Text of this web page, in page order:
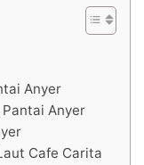
Anyer
Anyer
Cafe Carita